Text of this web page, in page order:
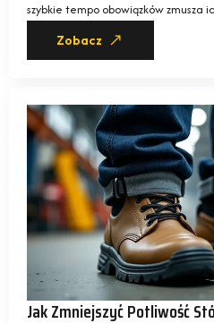
szybkie tempo obowiązków zmusza
Zobacz
Jak Zmniejszyć Potliwość